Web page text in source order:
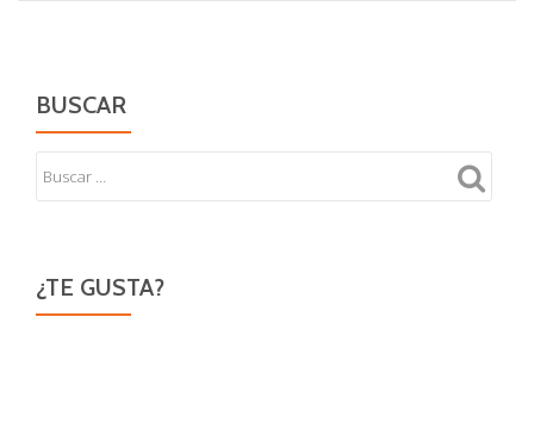
BUSCAR
¿TE GUSTA?